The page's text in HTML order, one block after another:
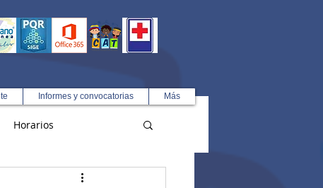
Informes y convocatorias Más
Horarios